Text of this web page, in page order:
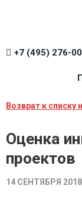
+7 (495) 276-
Возврат к списку
Оценка
проектов
14 СЕНТЯБРЯ 2018